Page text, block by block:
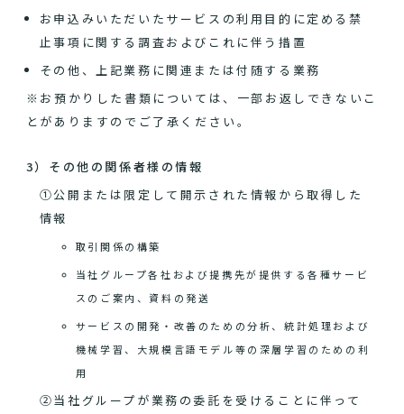
お申込みいただいたサービスの利用目的に定める禁
止事項に関する調査およびこれに伴う措置
その他、上記業務に関連または付随する業務
※お預かりした書類については、一部お返しできないこ
とがありますのでご了承ください。
3）その他の関係者様の情報
①公開または限定して開示された情報から取得した
情報
取引関係の構築
当社グループ各社および提携先が提供する各種サービ
スのご案内、資料の発送
サービスの開発・改善のための分析、統計処理および
機械学習、大規模言語モデル等の深層学習のための利
用
②当社グループが業務の委託を受けることに伴って